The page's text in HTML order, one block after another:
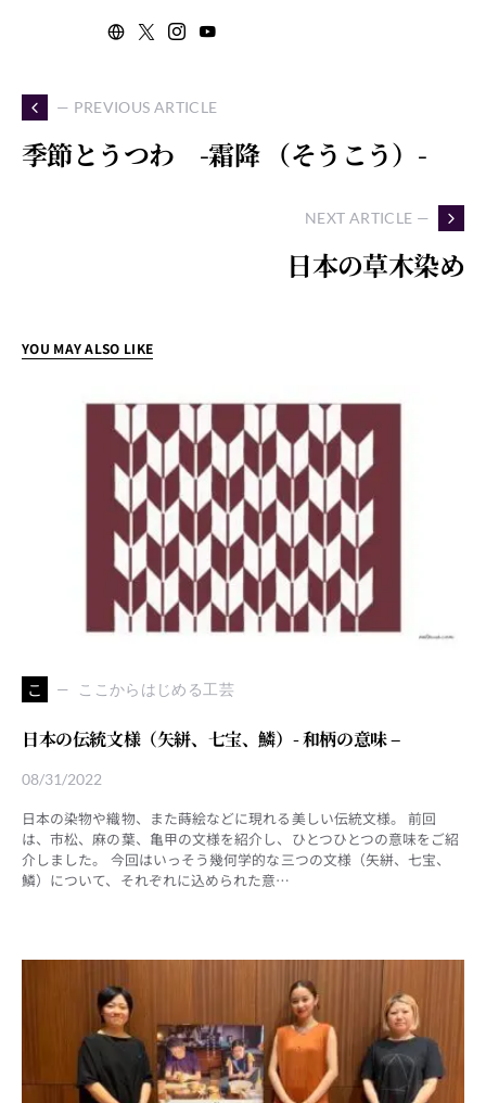
— PREVIOUS ARTICLE
季節とうつわ -霜降 （そうこう）-
NEXT ARTICLE —
日本の草木染め
YOU MAY ALSO LIKE
こ ここからはじめる工芸
日本の伝統文様（矢絣、七宝、鱗）- 和柄の意味 –
08/31/2022
日本の染物や織物、また蒔絵などに現れる美しい伝統文様。 前回
は、市松、麻の葉、亀甲の文様を紹介し、ひとつひとつの意味をご紹
介しました。 今回はいっそう幾何学的な三つの文様（矢絣、七宝、
鱗）について、それぞれに込められた意…